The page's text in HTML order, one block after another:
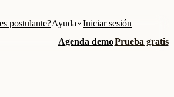
postulante?Ayuda
Iniciar sesión
Agenda demoPrueba gratis